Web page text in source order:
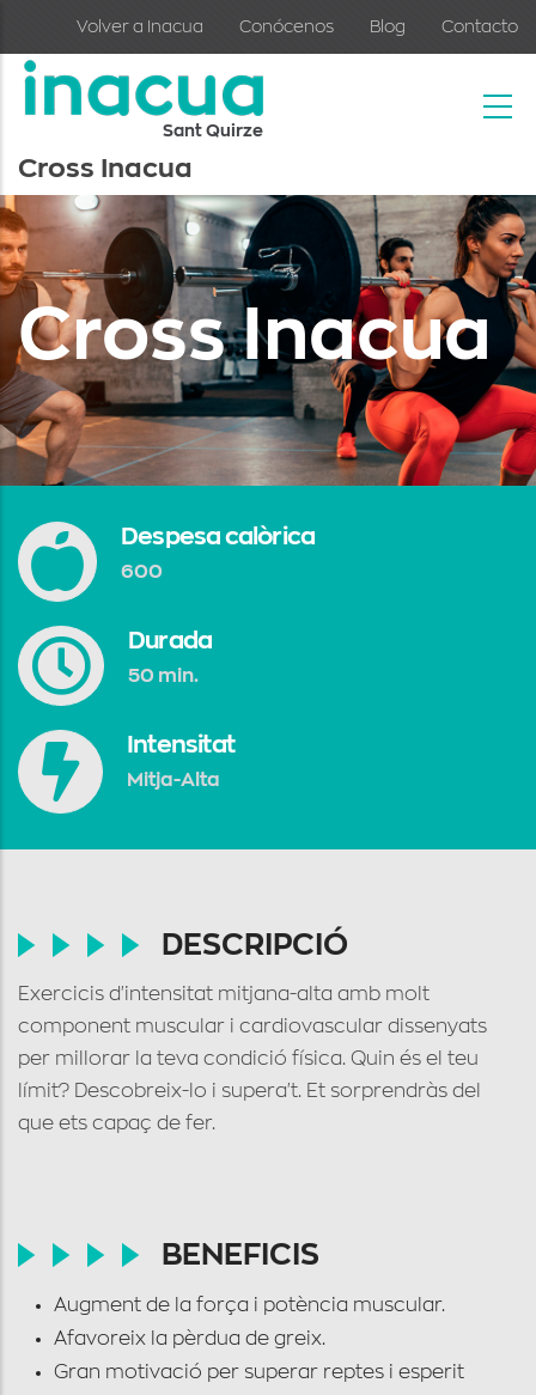
Skip to main content
Volver a Inacua Conócenos Blog Contacto
Sant Quirze
Cross Inacua
Cross Inacua
Despesa calòrica
600
Durada
50 min.
Intensitat
Mitja-Alta
DESCRIPCIÓ
Exercicis d'intensitat mitjana-alta amb molt
component muscular i cardiovascular dissenyats
per millorar la teva condició física. Quin és el teu
límit? Descobreix-lo i supera't. Et sorprendràs del
que ets capaç de fer.
BENEFICIS
Augment de la força i potència muscular.
Afavoreix la pèrdua de greix.
Gran motivació per superar reptes i esperit